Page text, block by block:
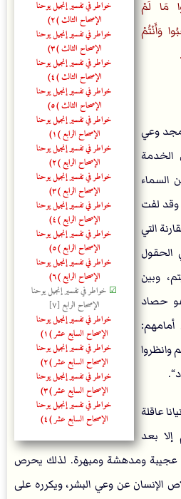
خواطر في تفسير إنجيل يوحنا
الإصحاح الثالث (٢)
خواطر في تفسير إنجيل يوحنا
الإصحاح الثالث (٣)
خواطر في تفسير إنجيل يوحنا
الإصحاح الثالث (٤)
خواطر في تفسير إنجيل يوحنا
الإصحاح الثالث (٥)
خواطر في تفسير إنجيل يوحنا
الإصحاح الرابع (١)
خواطر في تفسير إنجيل يوحنا
الإصحاح الرابع (٢)
خواطر في تفسير إنجيل يوحنا
الإصحاح الرابع (٣)
خواطر في تفسير إنجيل يوحنا
الإصحاح الرابع (٤)
خواطر في تفسير إنجيل يوحنا
الإصحاح الرابع (٥)
خواطر في تفسير إنجيل يوحنا
الإصحاح الرابع (٦)
☑ خواطر في تفسير إنجيل يوحنا
الإصحاح الرابع [٧]
خواطر في تفسير إنجيل يوحنا
الإصحاح السابع عشر (١)
خواطر في تفسير إنجيل يوحنا
الإصحاح السابع عشر (٢)
خواطر في تفسير إنجيل يوحنا
الإصحاح السابع عشر (٣)
خواطر في تفسير إنجيل يوحنا
الإصحاح السابع عشر (٤)
مَا لَمْ
وَأَنْتُمْ
وعي
الخدمة
السماء
وقد لفت
التي
الحقول
وبين
حصاد
وانظروا
عاقلة
بعد
عجيبة ومدهشة ومبهرة. لذلك يحرص
الإنسان عن وعي البشر، ويكرره على